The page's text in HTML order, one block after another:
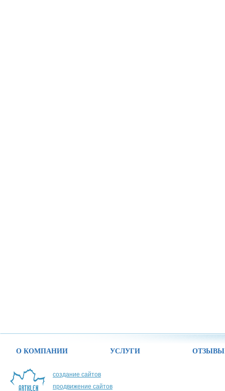
О КОМПАНИИ УСЛУГИ ОТЗЫВЫ
создание сайтов
продвижение сайтов